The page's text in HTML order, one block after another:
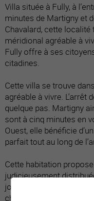
Villa située à Fully, à
minutes de Martigny et
Chavalard, cette
méridional agréable à
Fully offre à ses
citadines.
Cette villa se trouve
agréable à vivre.
quelque pas. Martigny
sont à cinq minutes en
Ouest, elle bénéficie
parfait tout au long de
Cette habitation
judicieusement
jour (cuisine, espace
chambre parentale